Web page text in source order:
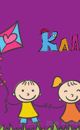
(c) 2008 - 2026